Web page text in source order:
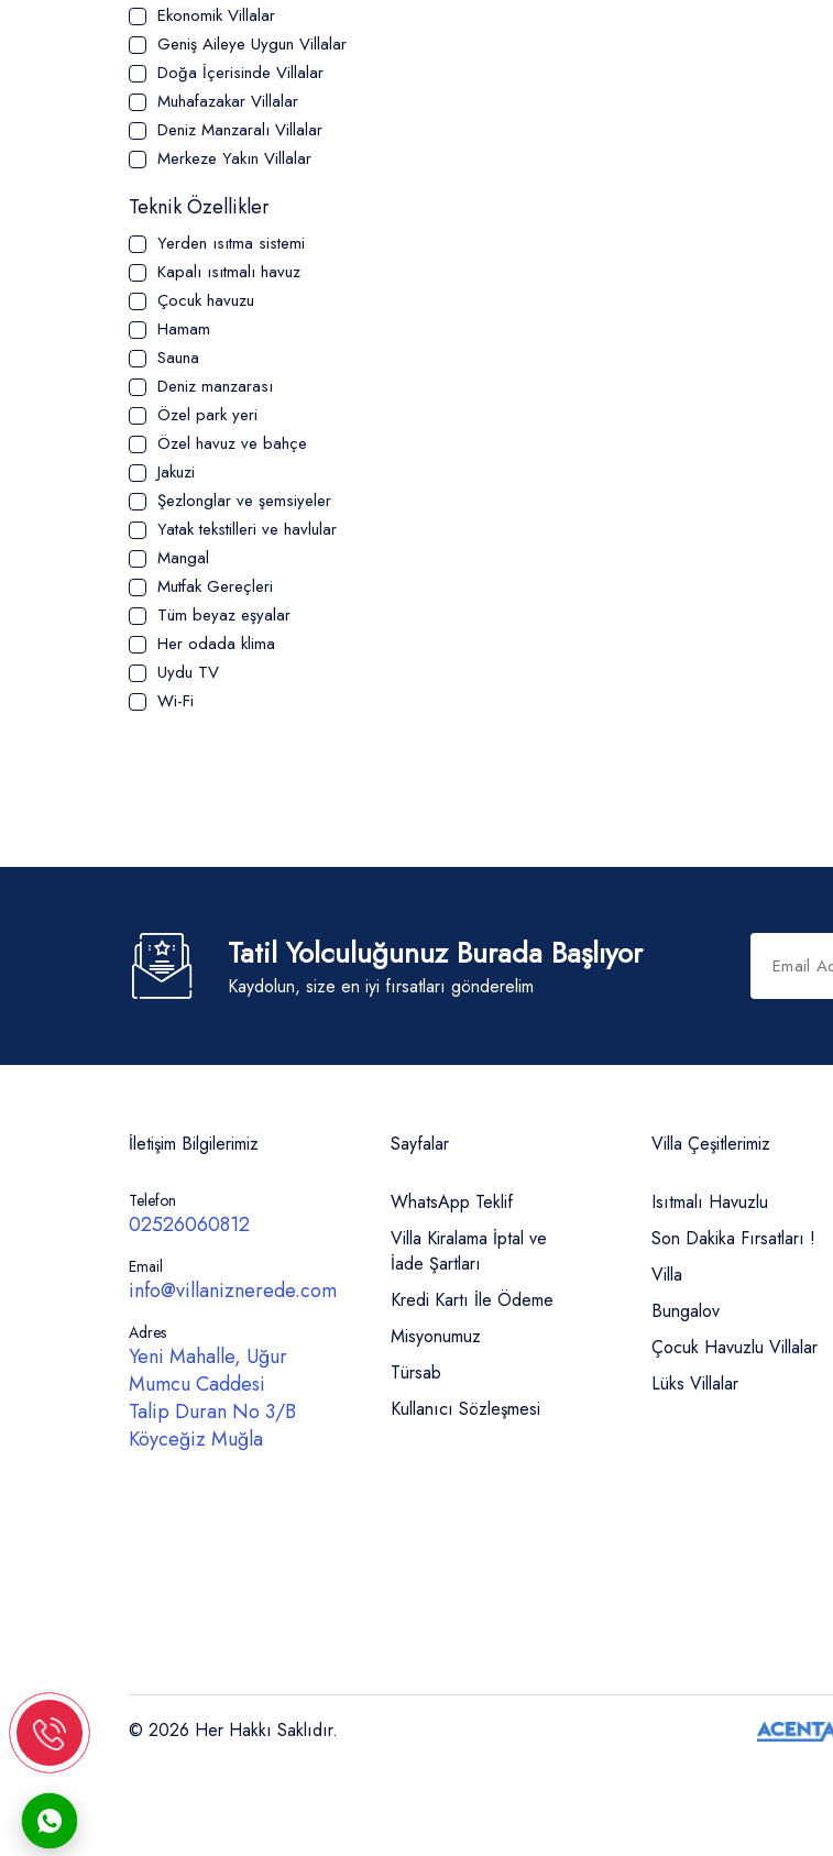
Ekonomik Villalar
Geniş Aileye Uygun Villalar
Doğa İçerisinde Villalar
Muhafazakar Villalar
Deniz Manzaralı Villalar
Merkeze Yakın Villalar
Teknik Özellikler
Yerden ısıtma sistemi
Kapalı ısıtmalı havuz
Çocuk havuzu
Hamam
Sauna
Deniz manzarası
Özel park yeri
Özel havuz ve bahçe
Jakuzi
Şezlonglar ve şemsiyeler
Yatak tekstilleri ve havlular
Mangal
Mutfak Gereçleri
Tüm beyaz eşyalar
Her odada klima
Uydu TV
Wi-Fi
Tatil Yolculuğunuz Burada Başlıyor
Kaydolun, size en iyi fırsatları gönderelim
İletişim Bilgilerimiz
Telefon
02526060812
Email
info@villaniznerede.com
Adres
Yeni Mahalle, Uğur
Mumcu Caddesi
Talip Duran No 3/B
Köyceğiz Muğla
Sayfalar
WhatsApp Teklif
Villa Kiralama İptal ve
İade Şartları
Kredi Kartı İle Ödeme
Misyonumuz
Türsab
Kullanıcı Sözleşmesi
Villa Çeşitlerimiz
Isıtmalı Havuzlu
Son Dakika Fırsatları !
Villa
Bungalov
Çocuk Havuzlu Villalar
Lüks Villalar
© 2026 Her Hakkı Saklıdır.